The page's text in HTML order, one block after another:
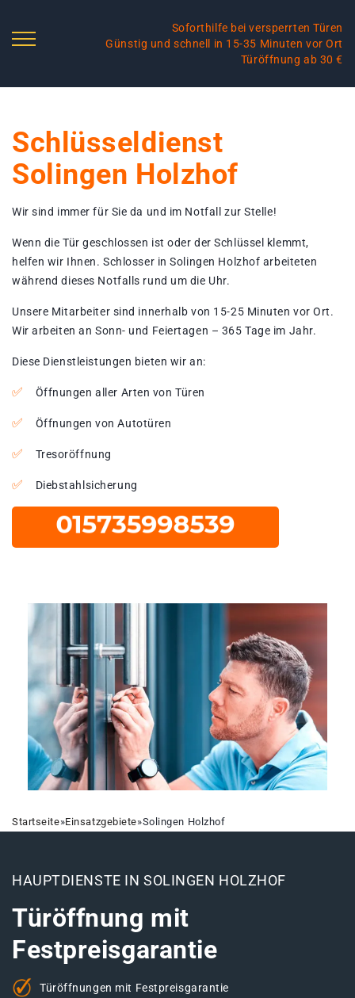
Soforthilfe bei versperrten Türen
Günstig und schnell in 15-35 Minuten vor Ort
Türöffnung ab 30 €
Schlüsseldienst
Solingen Holzhof
Wir sind immer für Sie da und im Notfall zur Stelle!
Wenn die Tür geschlossen ist oder der Schlüssel klemmt,
helfen wir Ihnen. Schlosser in Solingen Holzhof arbeiteten
während dieses Notfalls rund um die Uhr.
Unsere Mitarbeiter sind innerhalb von 15-25 Minuten vor Ort.
Wir arbeiten an Sonn- und Feiertagen – 365 Tage im Jahr.
Diese Dienstleistungen bieten wir an:
Öffnungen aller Arten von Türen
Öffnungen von Autotüren
Tresoröffnung
Diebstahlsicherung
Startseite»Einsatzgebiete»Solingen Holzhof
HAUPTDIENSTE IN SOLINGEN HOLZHOF
Türöffnung mit
Festpreisgarantie
Türöffnungen mit Festpreisgarantie